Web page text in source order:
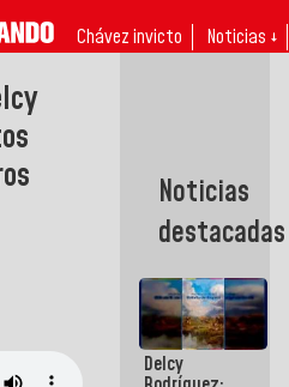
Chávez invicto Noticias ↓
Noticias
destacadas
Delcy